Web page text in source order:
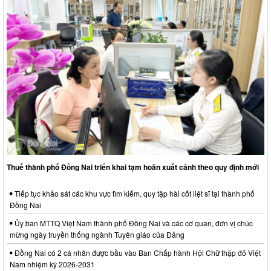
Thuế thành phố Đồng Nai triển khai tạm hoãn xuất cảnh theo quy định mới
Tiếp tục khảo sát các khu vực tìm kiếm, quy tập hài cốt liệt sĩ tại thành phố
Đồng Nai
Ủy ban MTTQ Việt Nam thành phố Đồng Nai và các cơ quan, đơn vị chúc
mừng ngày truyền thống ngành Tuyên giáo của Đảng
Đồng Nai có 2 cá nhân được bầu vào Ban Chấp hành Hội Chữ thập đỏ Việt
Nam nhiệm kỳ 2026-2031